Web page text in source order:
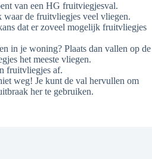
van een HG fruitviegjesval.
waar de fruitvliegjes veel vliegen.
dat er zoveel mogelijk fruitvliegjes
in je woning? Plaats dan vallen op de
het meeste vliegen.
fruitvliegjes af.
weg! Je kunt de val hervullen om
her te gebruiken.